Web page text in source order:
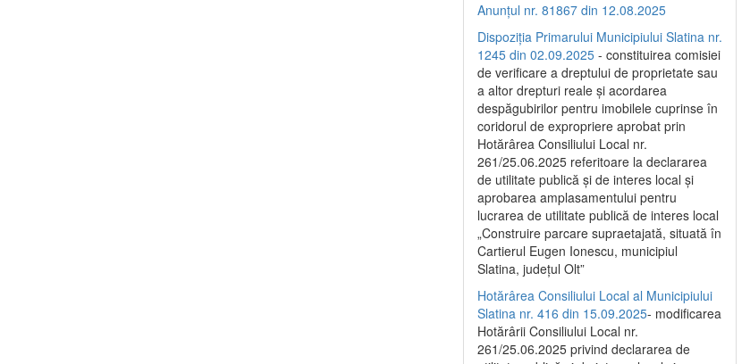
Anunțul nr. 81867 din 12.08.2025
Dispoziția Primarului Municipiului Slatina nr.
1245 din 02.09.2025 - constituirea comisiei
de verificare a dreptului de proprietate sau
a altor drepturi reale și acordarea
despăgubirilor pentru imobilele cuprinse în
coridorul de expropriere aprobat prin
Hotărârea Consiliului Local nr.
261/25.06.2025 referitoare la declararea
de utilitate publică și de interes local și
aprobarea amplasamentului pentru
lucrarea de utilitate publică de interes local
„Construire parcare supraetajată, situată în
Cartierul Eugen Ionescu, municipiul
Slatina, județul Olt”
Hotărârea Consiliului Local al Municipiului
Slatina nr. 416 din 15.09.2025- modificarea
Hotărârii Consiliului Local nr.
261/25.06.2025 privind declararea de